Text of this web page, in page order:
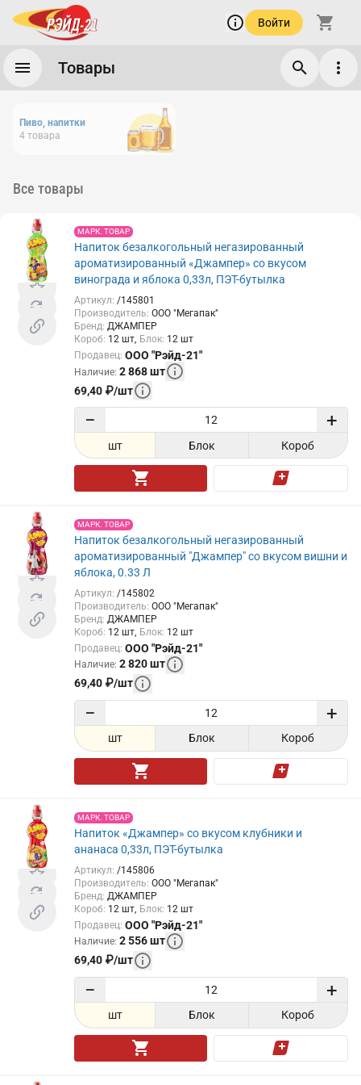
Войти
Товары
Пиво, напитки
4 товара
Все товары
МАРК. ТОВАР
Напиток безалкогольный негазированный
ароматизированный «Джампер» со вкусом
винограда и яблока 0,33л, ПЭТ-бутылка
Артикул: /145801
Производитель: ООО "Мегапак"
Бренд: ДЖАМПЕР
Короб: 12 шт Блок: 12 шт
Продавец: ООО "Рэйд-21"
Наличие: 2 868шт
69,40 ₽/шт
− +
шт Блок Короб
МАРК. ТОВАР
Напиток безалкогольный негазированный
ароматизированный "Джампер" со вкусом вишни и
яблока, 0.33 Л
Артикул: /145802
Производитель: ООО "Мегапак"
Бренд: ДЖАМПЕР
Короб: 12 шт Блок: 12 шт
Продавец: ООО "Рэйд-21"
Наличие: 2 820шт
69,40 ₽/шт
− +
шт Блок Короб
МАРК. ТОВАР
Напиток «Джампер» со вкусом клубники и
ананаса 0,33л, ПЭТ-бутылка
Артикул: /145806
Производитель: ООО "Мегапак"
Бренд: ДЖАМПЕР
Короб: 12 шт Блок: 12 шт
Продавец: ООО "Рэйд-21"
Наличие: 2 556шт
69,40 ₽/шт
− +
шт Блок Короб